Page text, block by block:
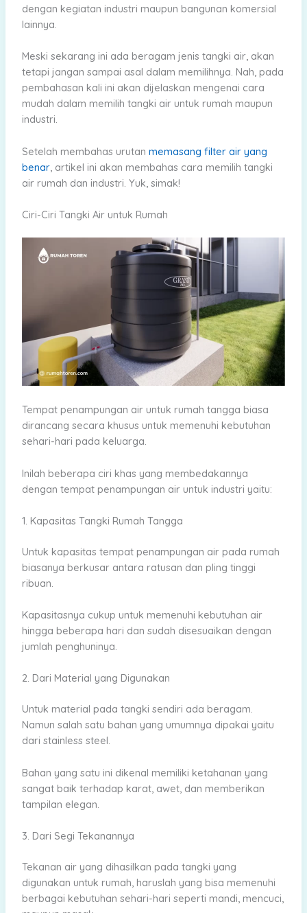
dengan kegiatan industri maupun bangunan komersial
lainnya.
Meski sekarang ini ada beragam jenis tangki air, akan
tetapi jangan sampai asal dalam memilihnya. Nah, pada
pembahasan kali ini akan dijelaskan mengenai cara
mudah dalam memilih tangki air untuk rumah maupun
industri.
Setelah membahas urutan memasang filter air yang
benar, artikel ini akan membahas cara memilih tangki
air rumah dan industri. Yuk, simak!
Ciri-Ciri Tangki Air untuk Rumah
Tempat penampungan air untuk rumah tangga biasa
dirancang secara khusus untuk memenuhi kebutuhan
sehari-hari pada keluarga.
Inilah beberapa ciri khas yang membedakannya
dengan tempat penampungan air untuk industri yaitu:
1. Kapasitas Tangki Rumah Tangga
Untuk kapasitas tempat penampungan air pada rumah
biasanya berkusar antara ratusan dan pling tinggi
ribuan.
Kapasitasnya cukup untuk memenuhi kebutuhan air
hingga beberapa hari dan sudah disesuaikan dengan
jumlah penghuninya.
2. Dari Material yang Digunakan
Untuk material pada tangki sendiri ada beragam.
Namun salah satu bahan yang umumnya dipakai yaitu
dari stainless steel.
Bahan yang satu ini dikenal memiliki ketahanan yang
sangat baik terhadap karat, awet, dan memberikan
tampilan elegan.
3. Dari Segi Tekanannya
Tekanan air yang dihasilkan pada tangki yang
digunakan untuk rumah, haruslah yang bisa memenuhi
berbagai kebutuhan sehari-hari seperti mandi, mencuci,